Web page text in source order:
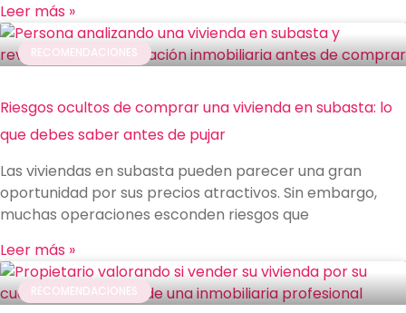
Leer más »
RECOMENDACIONES
Riesgos ocultos de comprar una vivienda en subasta: lo
que debes saber antes de pujar
Las viviendas en subasta pueden parecer una gran
oportunidad por sus precios atractivos. Sin embargo,
muchas operaciones esconden riesgos que
Leer más »
RECOMENDACIONES